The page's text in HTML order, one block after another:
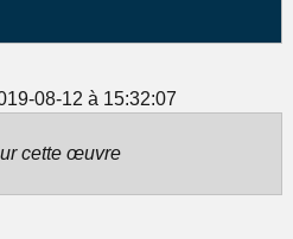
08-12 à 15:32:07
cette œuvre